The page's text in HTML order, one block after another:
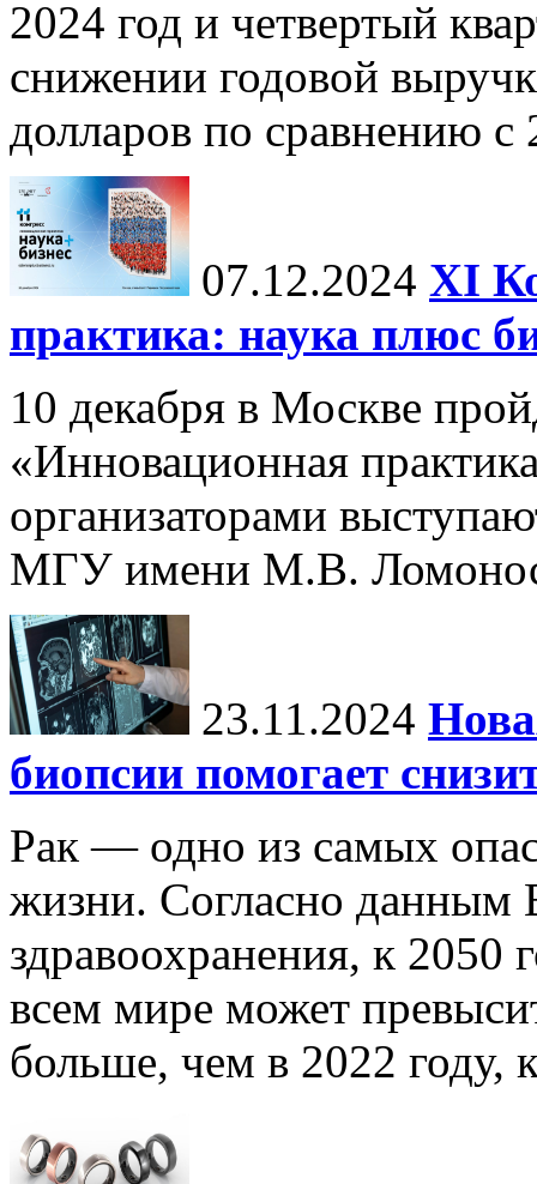
2024 год и четвертый
снижении годовой
долларов по сравнению с
07.12.2024 ХI
практика: наука плюс
10 декабря в Москве
«Инновационная
организаторами
МГУ имени М.В.
23.11.2024
биопсии помогает
Рак — одно из самых
жизни. Согласно данным
здравоохранения, к 2050
всем мире может
больше, чем в 2022 году,